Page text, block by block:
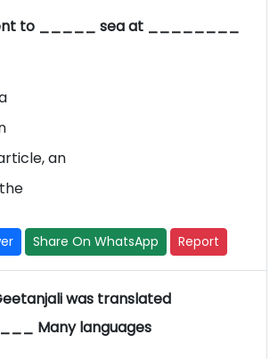
to _____ sea at ________
an
Share On WhatsApp Report
was translated
Many languages